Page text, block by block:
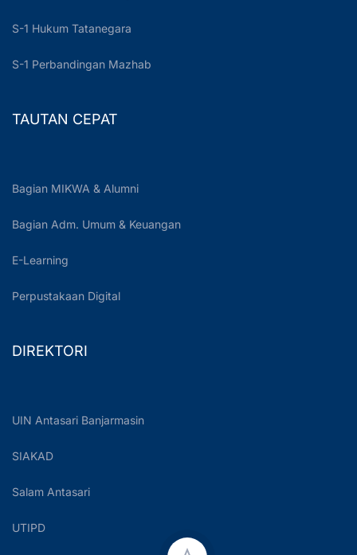
S-1 Hukum Tatanegara
S-1 Perbandingan Mazhab
TAUTAN CEPAT
Bagian MIKWA & Alumni
Bagian Adm. Umum & Keuangan
E-Learning
Perpustakaan Digital
DIREKTORI
UIN Antasari Banjarmasin
SIAKAD
Salam Antasari
UTIPD